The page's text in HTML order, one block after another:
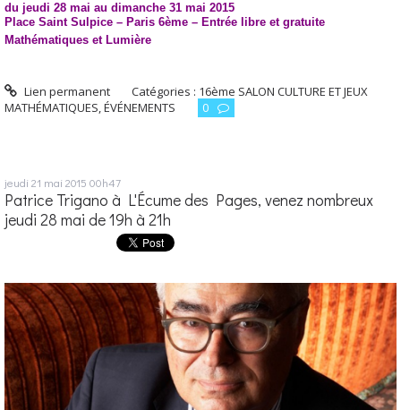
du jeudi 28 mai au dimanche 31 mai 2015
Place Saint Sulpice – Paris 6ème – Entrée libre et gratuite
Mathématiques et Lumière
Lien permanent Catégories : 16ème SALON CULTURE ET JEUX
MATHÉMATIQUES,ÉVÉNEMENTS 0
jeudi 21 mai 2015 00h47
Patrice Trigano à L'Écume des Pages, venez nombreux
jeudi 28 mai de 19h à 21h